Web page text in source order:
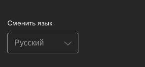
Сменить язык